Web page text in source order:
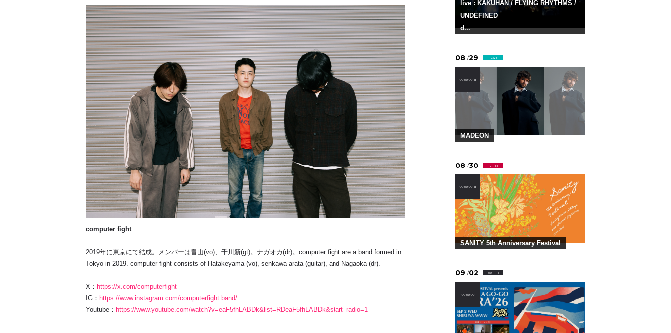
computer fight
2019年に東京にて結成。メンバーは畠山(vo)、千川新(gt)。ナガオカ(dr)。computer fight are a band formed in
Tokyo in 2019. computer fight consists of Hatakeyama (vo), senkawa arata (guitar), and Nagaoka (dr).
X： https://x.com/computerfight
IG： https://www.instagram.com/computerfight.band/
Youtube： https://www.youtube.com/watch?v=eaF5fhLABDk&list=RDeaF5fhLABDk&start_radio=1
live : KAKUHAN / FLYING RHYTHMS /
UNDEFINED
d...
08 /29 SAT
WWW X
MADEON
08 /30 SUN
WWW X
SANITY 5th Anniversary Festival
09 /02 WED
WWW